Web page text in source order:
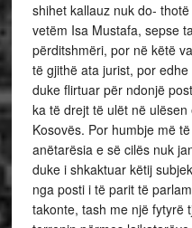
shihet kallauz nuk do-
vetëm Isa Mustafa, sepse
përditshmëri, por në këtë
të gjithë ata jurist, por
duke flirtuar për ndonjë
ka të drejt të ulët në
Kosovës. Por humbje më
anëtarësia e së cilës nuk
duke i shkaktuar këtij
nga posti i të parit të
takonte, tash me një fytyrë